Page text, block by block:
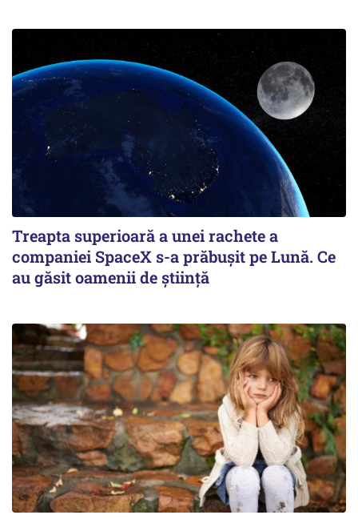
Treapta superioară a unei rachete a
companiei SpaceX s-a prăbușit pe Lună. Ce
au găsit oamenii de știință